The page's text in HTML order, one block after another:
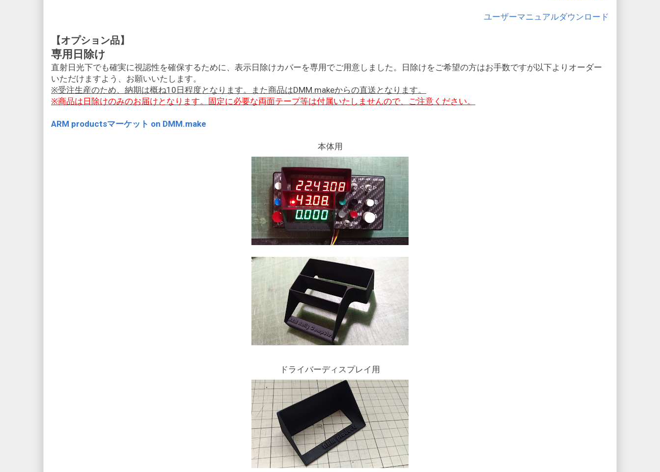
ユーザーマニュアルダウンロード
【オプション品】
専用日除け
直射日光下でも確実に視認性を確保するために、表示日除けカバーを専用でご用意しました。日除けをご希望の方はお手数ですが以下よりオーダー
いただけますよう、お願いいたします。
※受注生産のため、納期は概ね10日程度となります。また商品はDMM.makeからの直送となります。
※商品は日除けのみのお届けとなります。固定に必要な両面テープ等は付属いたしませんので、ご注意ください。
ARM productsマーケット on DMM.make
本体用
ドライバーディスプレイ用